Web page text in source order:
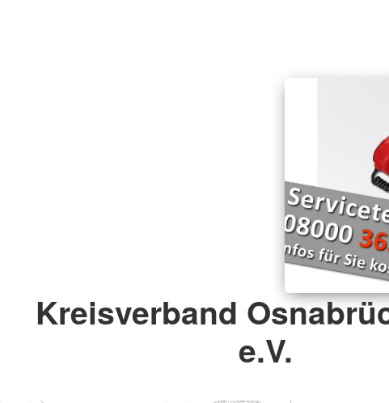
Kreisverband
e.V.